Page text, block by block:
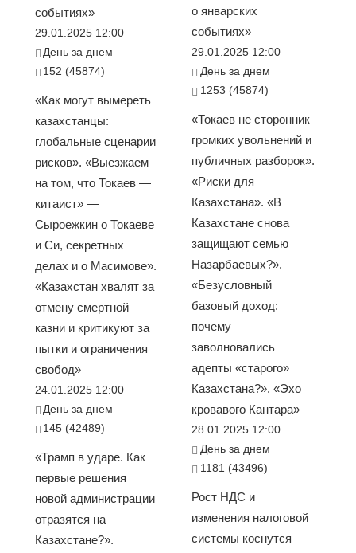
событиях»
29.01.2025 12:00
День за днем
152 (45874)
«Как могут вымереть
казахстанцы:
глобальные сценарии
рисков». «Выезжаем
на том, что Токаев —
китаист» —
Сыроежкин о Токаеве
и Си, секретных
делах и о Масимове».
«Казахстан хвалят за
отмену смертной
казни и критикуют за
пытки и ограничения
свобод»
24.01.2025 12:00
День за днем
145 (42489)
«Трамп в ударе. Как
первые решения
новой администрации
отразятся на
Казахстане?».
о январских
событиях»
29.01.2025 12:00
День за днем
1253 (45874)
«Токаев не сторонник
громких увольнений и
публичных разборок».
«Риски для
Казахстана». «В
Казахстане снова
защищают семью
Назарбаевых?».
«Безусловный
базовый доход:
почему
заволновались
адепты «старого»
Казахстана?». «Эхо
кровавого Кантара»
28.01.2025 12:00
День за днем
1181 (43496)
Рост НДС и
изменения налоговой
системы коснутся